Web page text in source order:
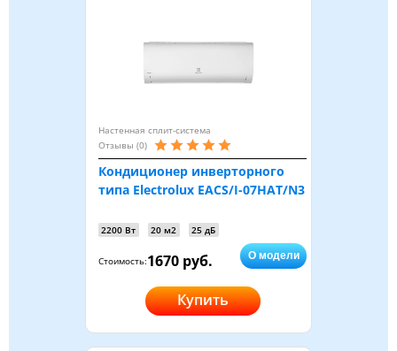
Настенная сплит-система
Отзывы (0)
Кондиционер инверторного
типа Electrolux EACS/I-07HAT/N3
2200 Вт 20 м2 25 дБ
Стоимость:1670 руб. О модели
Купить